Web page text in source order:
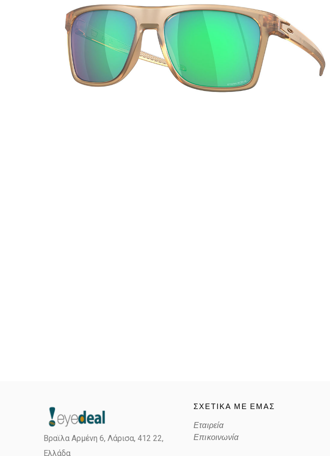
Βραϊλα Αρμένη 6, Λάρισα, 412 22,
Ελλάδα
ΣΧΕΤΙΚΑ ΜΕ ΕΜΑΣ
Εταιρεία
Επικοινωνία